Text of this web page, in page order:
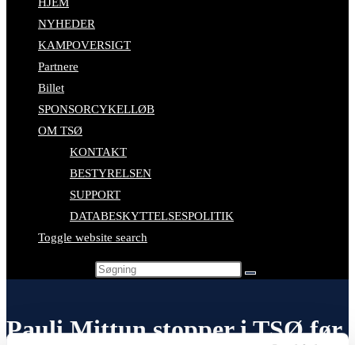
NYHEDER
KAMPOVERSIGT
Partnere
Billet
SPONSORCYKELLØB
OM TSØ
KONTAKT
BESTYRELSEN
SUPPORT
DATABESKYTTELSESPOLITIK
Toggle website search
Pauli Mittun stopper i TSØ før